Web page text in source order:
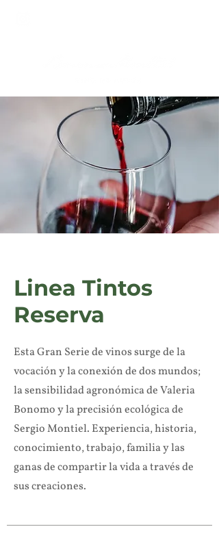
Linea Tintos
Reserva
Esta Gran Serie de vinos surge de la
vocación y la conexión de dos mundos;
la sensibilidad agronómica de Valeria
Bonomo y la precisión ecológica de
Sergio Montiel. Experiencia, historia,
conocimiento, trabajo, familia y las
ganas de compartir la vida a través de
sus creaciones.